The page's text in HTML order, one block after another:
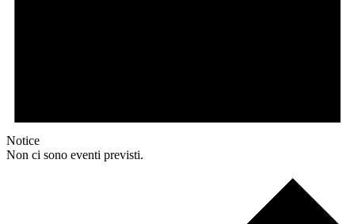
Notice
Non ci sono eventi previsti.